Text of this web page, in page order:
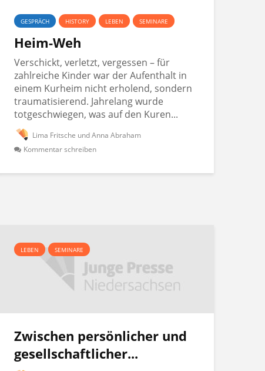
GESPRÄCH HISTORY LEBEN SEMINARE
Heim-Weh
Verschickt, verletzt, vergessen – für
zahlreiche Kinder war der Aufenthalt in
einem Kurheim nicht erholend, sondern
traumatisierend. Jahrelang wurde
totgeschwiegen, was auf den Kuren...
Lima Fritsche und Anna Abraham
Kommentar schreiben
LEBEN SEMINARE
Zwischen persönlicher und
gesellschaftlicher...